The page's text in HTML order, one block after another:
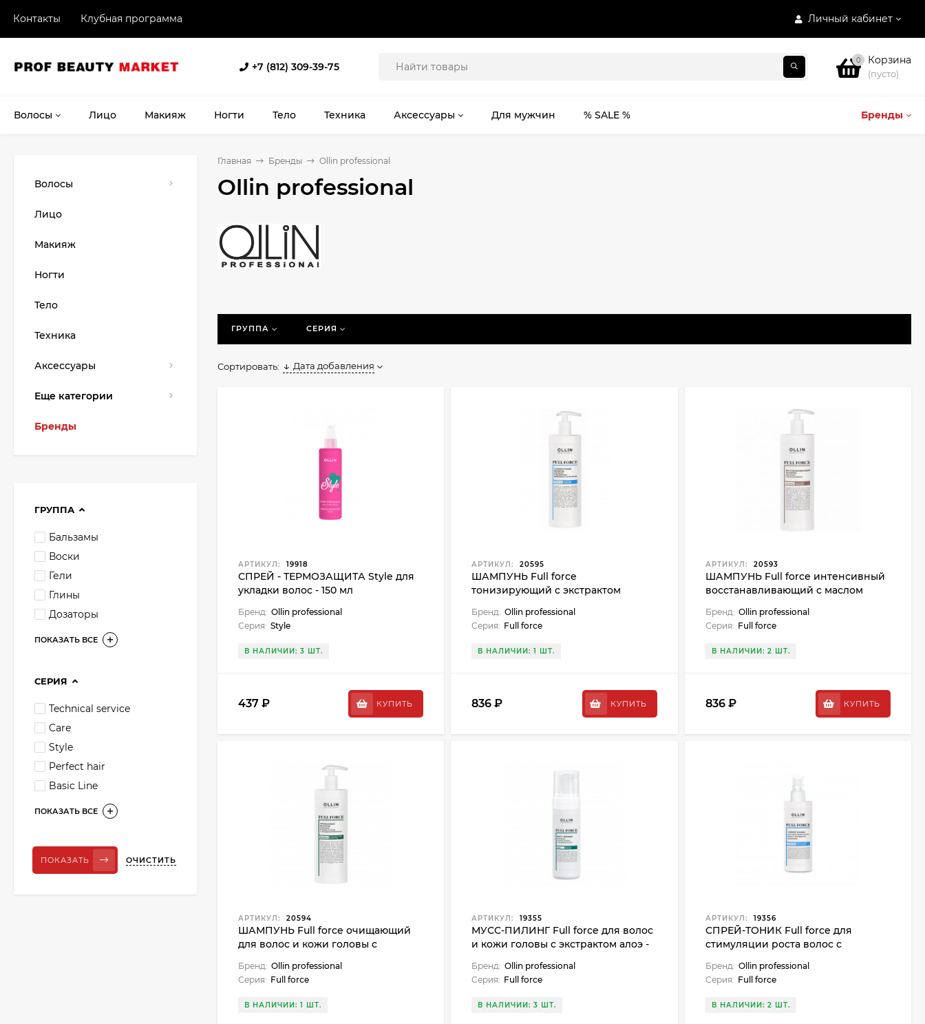
Личный кабинет
Контакты Клубная программа
+7 (812) 309-39-75
0 Корзина
(пусто)
Бренды
Волосы Лицо Макияж Ногти Тело Техника Аксессуары Для мужчин % SALE %
Главная Бренды Ollin professional
Ollin professional
ГРУППА СЕРИЯ
Сортировать: Дата добавления
АРТИКУЛ: 19918
СПРЕЙ - ТЕРМОЗАЩИТА Style для
укладки волос - 150 мл
Бренд: Ollin professional
Серия: Style
В НАЛИЧИИ: 3 ШТ.
437 ₽ КУПИТЬ
АРТИКУЛ: 20595
ШАМПУНЬ Full force
тонизирующий с экстрактом
Бренд: Ollin professional
Серия: Full force
В НАЛИЧИИ: 1 ШТ.
836 ₽ КУПИТЬ
АРТИКУЛ: 20593
ШАМПУНЬ Full force интенсивный
восстанавливающий с маслом
Бренд: Ollin professional
Серия: Full force
В НАЛИЧИИ: 2 ШТ.
836 ₽ КУПИТЬ
АРТИКУЛ: 20594
ШАМПУНЬ Full force очищающий
для волос и кожи головы с
Бренд: Ollin professional
Серия: Full force
В НАЛИЧИИ: 1 ШТ.
АРТИКУЛ: 19355
МУСС-ПИЛИНГ Full force для волос
и кожи головы с экстрактом алоэ -
Бренд: Ollin professional
Серия: Full force
В НАЛИЧИИ: 3 ШТ.
АРТИКУЛ: 19356
СПРЕЙ-ТОНИК Full force для
стимуляции роста волос с
(2024)
Бренд: Ollin professional
Серия: Full force
В НАЛИЧИИ: 2 ШТ.
Волосы
Лицо
Макияж
Ногти
Тело
Техника
Аксессуары
Еще категории
Бренды
ГРУППА
Бальзамы
Воски
Гели
Глины
Дозаторы
ПОКАЗАТЬ ВСЕ
СЕРИЯ
Technical service
Care
Style
Perfect hair
Basic Line
ПОКАЗАТЬ ВСЕ
ПОКАЗАТЬ ОЧИСТИТЬ